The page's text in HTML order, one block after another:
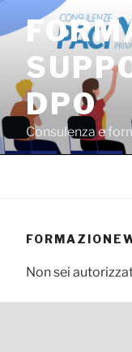
contenuto
DPO
Consulenza e
Non sei